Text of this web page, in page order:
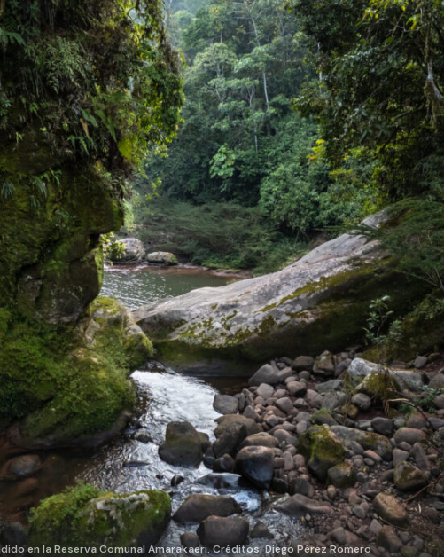
en la Reserva Comunal Amarakaeri. Créditos: Diego Pérez Romero